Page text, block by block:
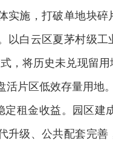
实施，打破单地块
以白云区夏茅村级
，将历史未兑现留
活片区低效存量用地
定租金收益。园区建
升级、公共配套完